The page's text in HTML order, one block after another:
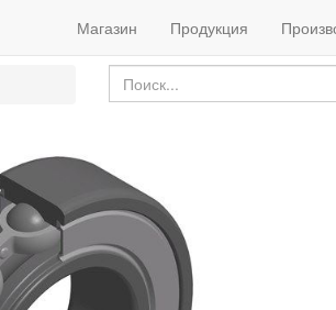
Магазин Продукция